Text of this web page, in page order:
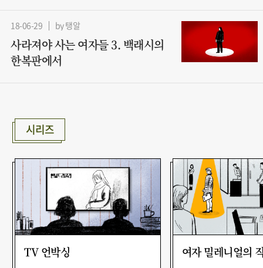
18-06-29 by 탱알
사라져야 사는 여자들 3. 백래시의
한복판에서
시리즈
TV 언박싱 여자 밀레니얼의